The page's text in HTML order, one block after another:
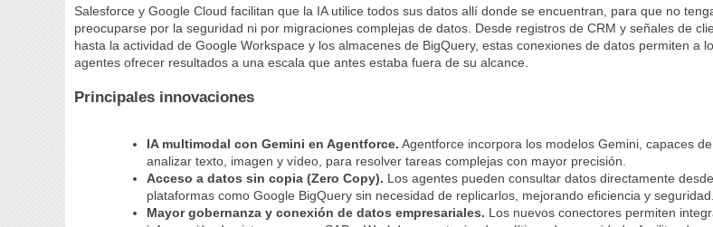
Salesforce y Google Cloud facilitan que la IA utilice todos sus datos allí donde se encuentran, para que no
preocuparse por la seguridad ni por migraciones complejas de datos. Desde registros de CRM y señales de
hasta la actividad de Google Workspace y los almacenes de BigQuery, estas conexiones de datos permiten a
agentes ofrecer resultados a una escala que antes estaba fuera de su alcance.
Principales innovaciones
IA multimodal con Gemini en Agentforce. Agentforce incorpora los modelos Gemini, capaces de
analizar texto, imagen y vídeo, para resolver tareas complejas con mayor precisión.
Acceso a datos sin copia (Zero Copy). Los agentes pueden consultar datos directamente desde
plataformas como Google BigQuery sin necesidad de replicarlos, mejorando eficiencia y seguridad.
Mayor gobernanza y conexión de datos empresariales. Los nuevos conectores permiten